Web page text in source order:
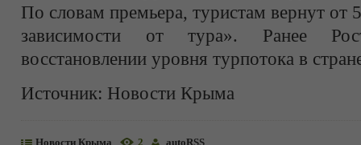
По словам премьера, туристам вернут от
зависимости от тура». Ранее
восстановлении уровня турпотока в
Источник: Новости Крыма
Новости Крыма 2 autoRSS